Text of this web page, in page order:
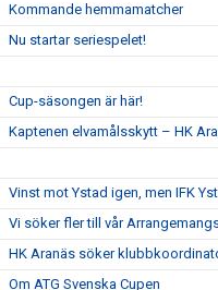
Kommande hemmamatcher
Nu startar seriespelet!
Cup-säsongen är här!
Kaptenen elvamålsskytt – HK
Vinst mot Ystad igen, men IFK
Vi söker fler till vår
HK Aranäs söker
Om ATG Svenska Cupen